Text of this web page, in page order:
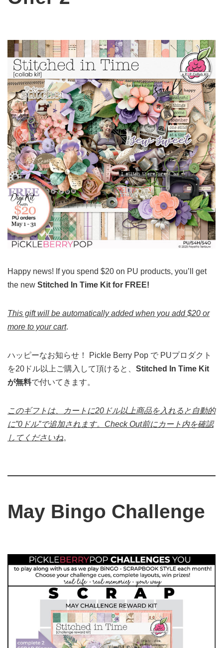
Happy news! If you spend $20 on PU products, you’ll get
the new Stitched In Time Kit for FREE!
This gift will be automatically added when you add $20 or
more to your cart.
ハッピーなお知らせ！ Pickle Berry Pop で PUプロダクト
を20ドル以上ご購入して頂けると、 Stitched In Time Kit
が無料で付いてきます。
このギフトは、カートに20ドル以上商品を入れると自動的
に”0ドル”で追加されます。Check Out前にカート内を確認
してくださいね。
May Bingo Challenge